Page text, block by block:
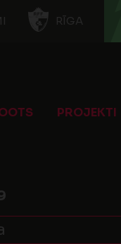
RĪGA
PROJEKTI